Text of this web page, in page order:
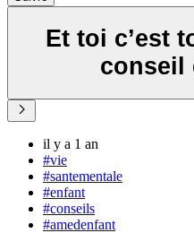
Et toi c’est
conseil
il y a 1 an
#vie
#santementale
#enfant
#conseils
#amedenfant